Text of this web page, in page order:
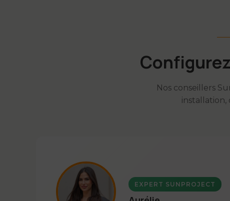
Nos conseillers
installation,
EXPERT SUNPROJECT